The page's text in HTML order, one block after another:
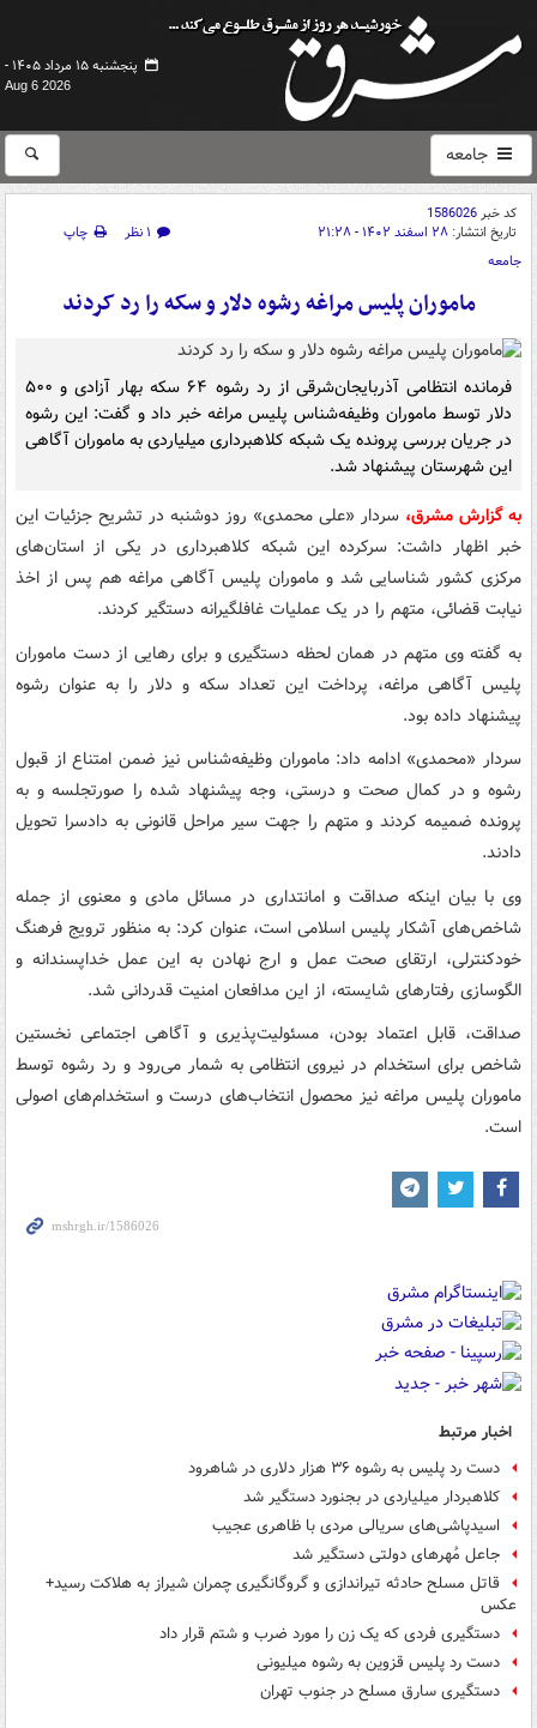
پنجشنبه ۱۵ مرداد ۱۴۰۵ -
Aug 6 2026
جامعه
کد خبر1586026
تاریخ انتشار: ۲۸ اسفند ۱۴۰۲ - ۲۱:۲۸ ۱ نظر
چاپ
جامعه
ماموران پلیس مراغه رشوه دلار و سکه را رد کردند
فرمانده انتظامی آذربایجان‌شرقی از رد رشوه ۶۴ سکه بهار آزادی و ۵۰۰
دلار توسط ماموران وظیفه‌شناس پلیس مراغه خبر داد و گفت: این رشوه
در جریان بررسی پرونده یک شبکه کلاهبرداری میلیاردی به ماموران آگاهی
این شهرستان پیشنهاد شد.
به گزارش مشرق، سردار «علی محمدی» روز دوشنبه در تشریح جزئیات این
خبر اظهار داشت: سرکرده این شبکه کلاهبرداری در یکی از استان‌های
مرکزی کشور شناسایی شد و ماموران پلیس آگاهی مراغه هم پس از اخذ
نیابت قضائی، متهم را در یک عملیات غافلگیرانه دستگیر کردند.
به گفته وی متهم در همان لحظه دستگیری و برای رهایی از دست ماموران
پلیس آگاهی مراغه، پرداخت این تعداد سکه و دلار را به عنوان رشوه
پیشنهاد داده بود.
سردار «محمدی» ادامه داد: ماموران وظیفه‌شناس نیز ضمن امتناع از قبول
رشوه و در کمال صحت و درستی، وجه پیشنهاد شده را صورتجلسه و به
پرونده ضمیمه کردند و متهم را جهت سیر مراحل قانونی به دادسرا تحویل
دادند.
وی با بیان اینکه صداقت و امانتداری در مسائل مادی و معنوی از جمله
شاخص‌های آشکار پلیس اسلامی است، عنوان کرد: به منظور ترویج فرهنگ
خودکنترلی، ارتقای صحت عمل و ارج نهادن به این عمل خداپسندانه و
الگوسازی رفتارهای شایسته، از این مدافعان امنیت قدردانی شد.
صداقت، قابل اعتماد بودن، مسئولیت‌پذیری و آگاهی اجتماعی نخستین
شاخص برای استخدام در نیروی انتظامی به شمار می‌رود و رد رشوه توسط
ماموران پلیس مراغه نیز محصول انتخاب‌های درست و استخدام‌های اصولی
است.
اخبار مرتبط
دست رد پلیس به رشوه ۳۶ هزار دلاری در شاهرود
کلاهبردار میلیاردی در بجنورد دستگیر شد
اسیدپاشی‌های سریالی مردی با ظاهری عجیب
جاعل مُهرهای دولتی دستگیر شد
قاتل مسلح حادثه تیراندازی و گروگانگیری چمران شیراز به هلاکت رسید+
عکس
دستگیری فردی که یک زن را مورد ضرب و شتم قرار داد
دست رد پلیس قزوین به رشوه میلیونی
دستگیری سارق مسلح در جنوب تهران